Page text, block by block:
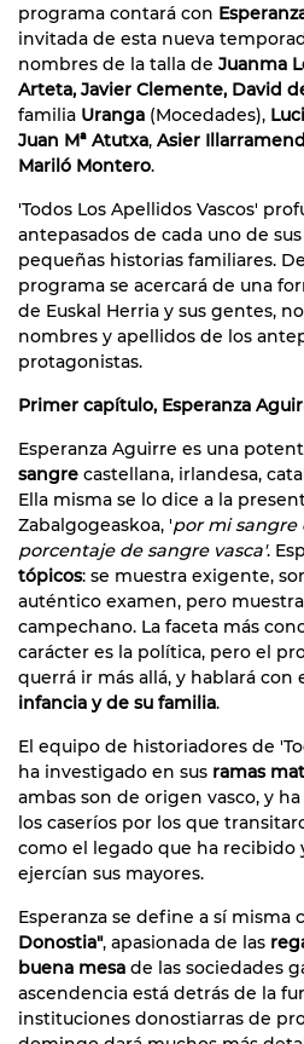
programa contará con
invitada de esta nueva
nombres de la talla de Juanma
Arteta, Javier Clemente, David
familia Uranga (Mocedades),
Juan Mª Atutxa, Asier
Mariló Montero.
'Todos Los Apellidos Vascos'
antepasados de cada uno de
pequeñas historias familiares.
programa se acercará de una
de Euskal Herria y sus gentes,
nombres y apellidos de los
protagonistas.
Primer capítulo, Esperanza
Esperanza Aguirre es una
sangre castellana, irlandesa,
Ella misma se lo dice a la
Zabalgogeaskoa, 'por mi sangre
porcentaje de sangre vasca'.
tópicos: se muestra exigente,
auténtico examen, pero
campechano. La faceta más
carácter es la política, pero el
querrá ir más allá, y hablará con
infancia y de su familia.
El equipo de historiadores de
ha investigado en sus ramas
ambas son de origen vasco, y
los caseríos por los que
como el legado que ha recibido
ejercían sus mayores.
Esperanza se define a sí misma
Donostia", apasionada de las
buena mesa de las sociedades
ascendencia está detrás de la
instituciones donostiarras de